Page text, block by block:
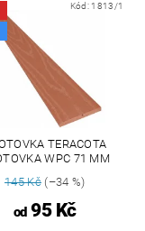
Kód: 1813/1
TERACOTA
WPC 71 MM
145 Kč(–34 %)
od95 Kč